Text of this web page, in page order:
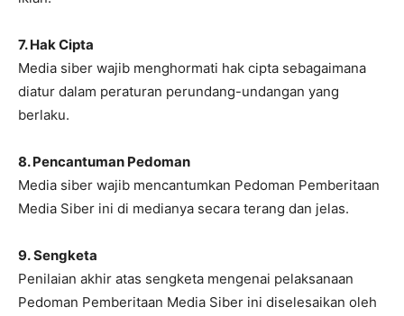
7. Hak Cipta
Media siber wajib menghormati hak cipta sebagaimana
diatur dalam peraturan perundang-undangan yang
berlaku.
8. Pencantuman Pedoman
Media siber wajib mencantumkan Pedoman Pemberitaan
Media Siber ini di medianya secara terang dan jelas.
9. Sengketa
Penilaian akhir atas sengketa mengenai pelaksanaan
Pedoman Pemberitaan Media Siber ini diselesaikan oleh